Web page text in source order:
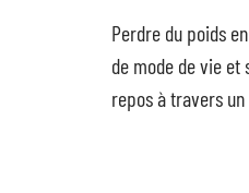
Perdre du poids
de mode de vie et
repos à travers